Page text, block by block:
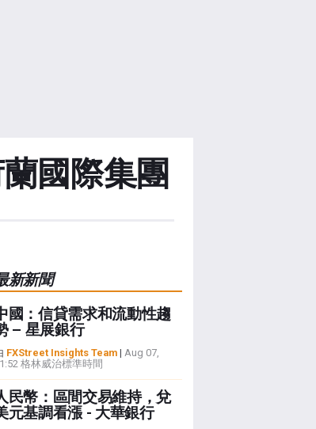
國際集團
新新聞
國：信貸需求和流動性趨
– 星展銀行
FXStreet Insights Team| Aug 07,
格林威治標準時間
民幣：區間交易維持，兌
元基調看漲 - 大華銀行